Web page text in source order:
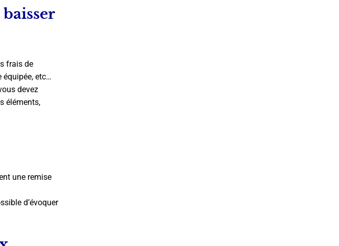
frais de
équipée, etc…
devez
éléments,
une remise
d’évoquer